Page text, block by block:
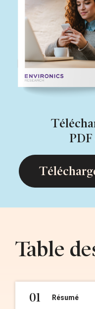
Table
01 Résumé